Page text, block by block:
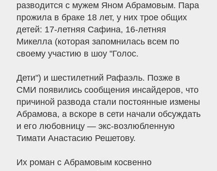
разводится с мужем Яном Абрамовым. Пара
прожила в браке 18 лет, у них трое общих
детей: 17-летняя Сафина, 16-летняя
Микелла (которая запомнилась всем по
своему участию в шоу "Голос.
Дети") и шестилетний Рафаэль. Позже в
СМИ появились сообщения инсайдеров, что
причиной развода стали постоянные измены
Абрамова, а вскоре в сети начали обсуждать
и его любовницу — экс-возлюбленную
Тимати Анастасию Решетову.
Их роман с Абрамовым косвенно